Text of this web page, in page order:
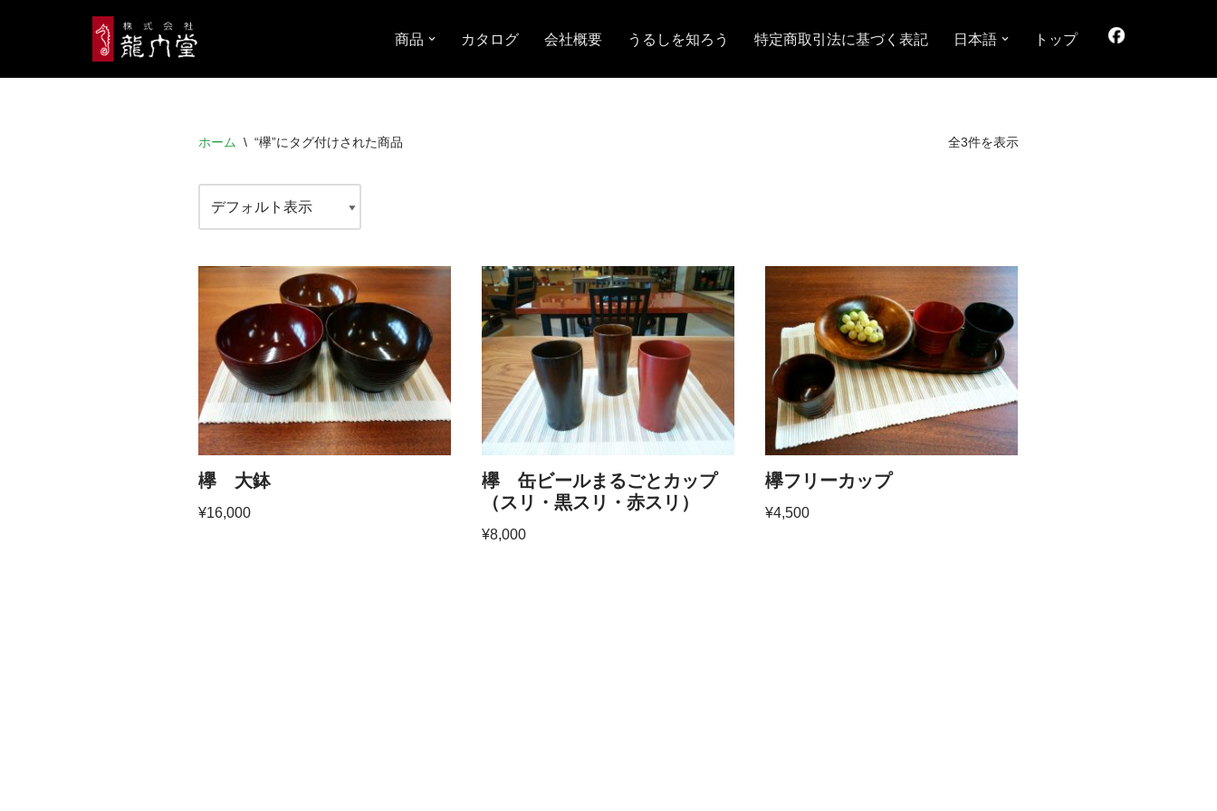
ン
商品 カタログ 会社概要 うるしを知ろう 特定商取引法に基づく表記 日本語 トップ
ホーム \ “欅”にタグ付けされた商品 全3件を表示
欅 大鉢
¥16,000
欅 缶ビールまるごとカップ
（スリ・黒スリ・赤スリ）
¥8,000
欅フリーカップ
¥4,500